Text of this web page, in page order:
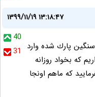
۱۳۹۹/۱۱/۱۹ ۱۳:۱۸:۴۷
40
31
های سنگین پارك شده وارد
كه بخواد روزانه
که ماهم اونجا